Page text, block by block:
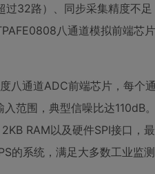
过32路）、同步采集精度不
八通道模拟前端芯
八通道ADC前端芯片，每个
范围，典型信噪比达110dB
RAM以及硬件SPI接口，
的系统，满足大多数工业监